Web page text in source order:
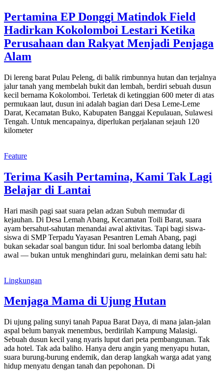
Pertamina EP Donggi Matindok Field
Hadirkan Kokolomboi Lestari Ketika
Perusahaan dan Rakyat Menjadi Penjaga
Alam
Di lereng barat Pulau Peleng, di balik rimbunnya hutan dan terjalnya
jalur tanah yang membelah bukit dan lembah, berdiri sebuah dusun
kecil bernama Kokolomboi. Terletak di ketinggian 600 meter di atas
permukaan laut, dusun ini adalah bagian dari Desa Leme-Leme
Darat, Kecamatan Buko, Kabupaten Banggai Kepulauan, Sulawesi
Tengah. Untuk mencapainya, diperlukan perjalanan sejauh 120
kilometer
Feature
Terima Kasih Pertamina, Kami Tak Lagi
Belajar di Lantai
Hari masih pagi saat suara pelan adzan Subuh memudar di
kejauhan. Di Desa Lemah Abang, Kecamatan Toili Barat, suara
ayam bersahut-sahutan menandai awal aktivitas. Tapi bagi siswa-
siswa di SMP Terpadu Yayasan Pesantren Lemah Abang, pagi
bukan sekadar soal bangun tidur. Ini soal berlomba datang lebih
awal — bukan untuk menghindari guru, melainkan demi satu hal:
Lingkungan
Menjaga Mama di Ujung Hutan
Di ujung paling sunyi tanah Papua Barat Daya, di mana jalan-jalan
aspal belum banyak menembus, berdirilah Kampung Malasigi.
Sebuah dusun kecil yang nyaris luput dari peta pembangunan. Tak
ada hotel. Tak ada baliho. Hanya deru angin yang menyapu hutan,
suara burung-burung endemik, dan derap langkah warga adat yang
hidup menyatu dengan tanah dan pepohonan. Di